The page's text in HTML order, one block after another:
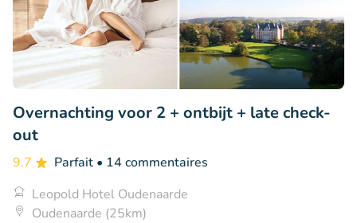
Overnachting voor 2 + ontbijt + late check-
out
9.7 Parfait • 14 commentaires
Leopold Hotel Oudenaarde
Oudenaarde (25km)